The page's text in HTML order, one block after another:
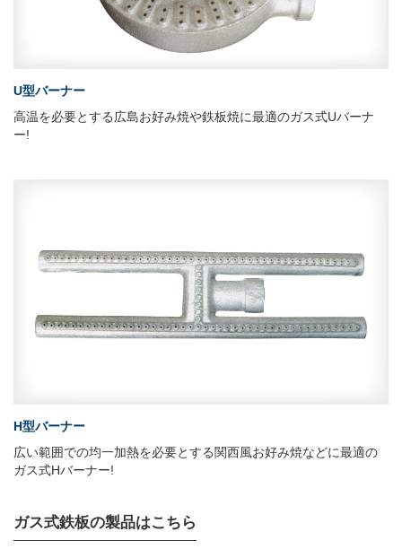
U型バーナー
高温を必要とする広島お好み焼や鉄板焼に最適のガス式Uバーナ
ー!
H型バーナー
広い範囲での均一加熱を必要とする関西風お好み焼などに最適の
ガス式Hバーナー!
ガス式鉄板の製品はこちら